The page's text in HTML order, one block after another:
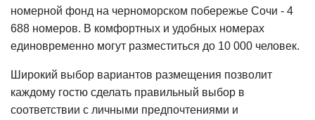
номерной фонд на черноморском побережье Сочи - 4
688 номеров. В комфортных и удобных номерах
единовременно могут разместиться до 10 000 человек.
Широкий выбор вариантов размещения позволит
каждому гостю сделать правильный выбор в
соответствии с личными предпочтениями и